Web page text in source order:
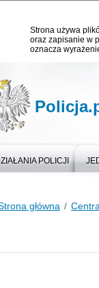
Strona używa
oraz zapisanie w
oznacza
POLICJI
główna